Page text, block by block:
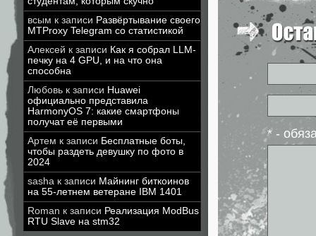
всым к записи Развёртывание своего
MTProxy Telegram со статистикой
Алексей к записи Как я собрал LLM-
печку на 4 GPU, и на что она
способна
Любовь к записи Huawei
официально представила
HarmonyOS 7: какие смартфоны
получат её первыми
Артем к записи Бесплатные боты,
чтобы раздеть девушку по фото в
2024
sasha к записи Майнинг биткоинов
на 55-летнем ветеране IBM 1401
Roman к записи Реализация ModBus
RTU Slave на stm32
* -